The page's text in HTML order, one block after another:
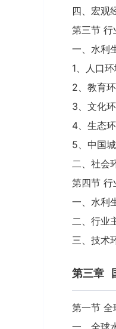
四、宏观
第三节 行
一、水利
1、人口
2、教育
3、文化
4、生态
5、中国
二、社会
第四节 行
一、水利
二、行业
三、技术
第三章
第一节 全
一、全球